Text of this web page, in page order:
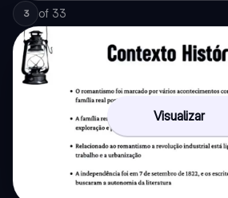
3 of 33
Visualizar